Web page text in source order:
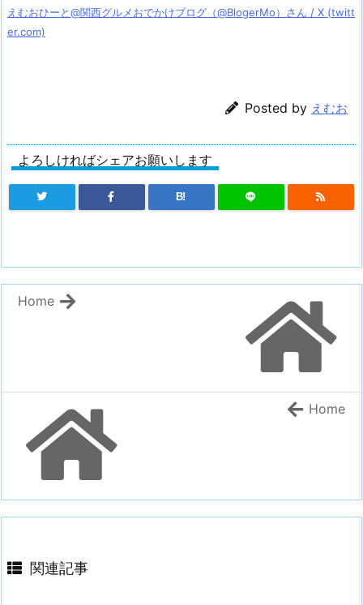
えむおひーと@関西グルメおでかけブログ（@BlogerMo）さん / X (twitt
er.com)
Posted by えむお
よろしければシェアお願いします
B!
Home
Home
関連記事